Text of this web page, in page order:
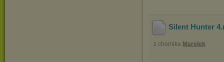
Silent Hunter 4
z chomika Marelek